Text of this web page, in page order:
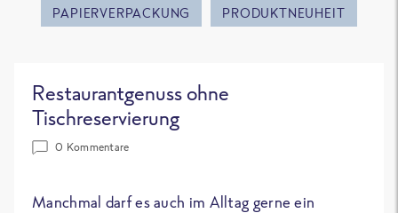
PAPIERVERPACKUNG PRODUKTNEUHEIT
Restaurantgenuss ohne
Tischreservierung
0 Kommentare
Manchmal darf es auch im Alltag gerne ein